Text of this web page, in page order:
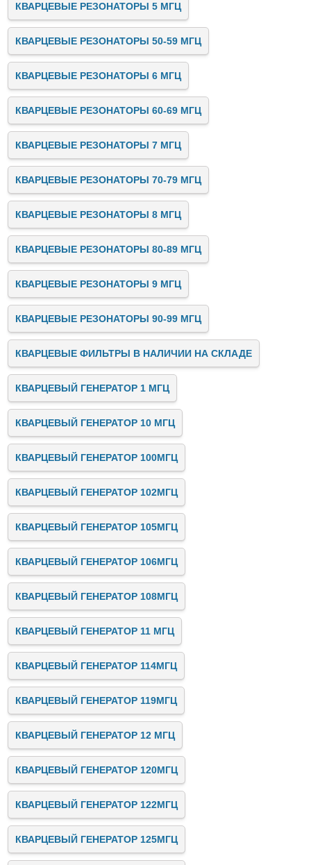
КВАРЦЕВЫЕ РЕЗОНАТОРЫ 5 МГЦ
КВАРЦЕВЫЕ РЕЗОНАТОРЫ 50-59 МГЦ
КВАРЦЕВЫЕ РЕЗОНАТОРЫ 6 МГЦ
КВАРЦЕВЫЕ РЕЗОНАТОРЫ 60-69 МГЦ
КВАРЦЕВЫЕ РЕЗОНАТОРЫ 7 МГЦ
КВАРЦЕВЫЕ РЕЗОНАТОРЫ 70-79 МГЦ
КВАРЦЕВЫЕ РЕЗОНАТОРЫ 8 МГЦ
КВАРЦЕВЫЕ РЕЗОНАТОРЫ 80-89 МГЦ
КВАРЦЕВЫЕ РЕЗОНАТОРЫ 9 МГЦ
КВАРЦЕВЫЕ РЕЗОНАТОРЫ 90-99 МГЦ
КВАРЦЕВЫЕ ФИЛЬТРЫ В НАЛИЧИИ НА СКЛАДЕ
КВАРЦЕВЫЙ ГЕНЕРАТОР 1 МГЦ
КВАРЦЕВЫЙ ГЕНЕРАТОР 10 МГЦ
КВАРЦЕВЫЙ ГЕНЕРАТОР 100МГЦ
КВАРЦЕВЫЙ ГЕНЕРАТОР 102МГЦ
КВАРЦЕВЫЙ ГЕНЕРАТОР 105МГЦ
КВАРЦЕВЫЙ ГЕНЕРАТОР 106МГЦ
КВАРЦЕВЫЙ ГЕНЕРАТОР 108МГЦ
КВАРЦЕВЫЙ ГЕНЕРАТОР 11 МГЦ
КВАРЦЕВЫЙ ГЕНЕРАТОР 114МГЦ
КВАРЦЕВЫЙ ГЕНЕРАТОР 119МГЦ
КВАРЦЕВЫЙ ГЕНЕРАТОР 12 МГЦ
КВАРЦЕВЫЙ ГЕНЕРАТОР 120МГЦ
КВАРЦЕВЫЙ ГЕНЕРАТОР 122МГЦ
КВАРЦЕВЫЙ ГЕНЕРАТОР 125МГЦ